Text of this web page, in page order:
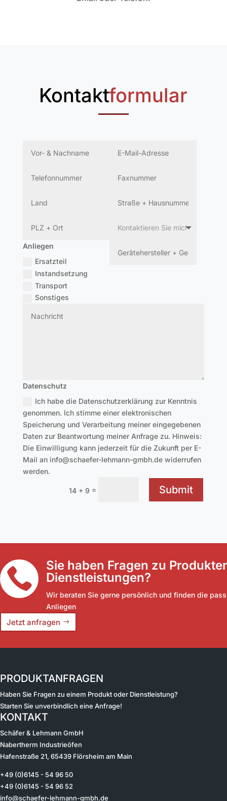
Kontaktformular
Anliegen
Ersatzteil
Instandsetzung
Transport
Sonstiges
Datenschutz
Ich habe die Datenschutzerklärung zur Kenntnis
genommen. Ich stimme einer elektronischen
Speicherung und Verarbeitung meiner eingegebenen
Daten zur Beantwortung meiner Anfrage zu. Hinweis:
Die Einwilligung kann jederzeit für die Zukunft per E-
Mail an info@schaefer-lehmann-gmbh.de widerrufen
werden.
14 + 9 = Submit

Sie haben Fragen zu
Dienstleistungen?
Wir beraten Sie gerne persönlich und finden die
Anliegen
Jetzt anfragen
PRODUKTANFRAGEN
Haben Sie Fragen zu einem Produkt oder Dienstleistung?
Starten Sie unverbindlich eine Anfrage!
KONTAKT
Schäfer & Lehmann GmbH
Nabertherm Industrieöfen
Hafenstraße 21, 65439 Flörsheim am Main
+49 (0)6145 - 54 96 50
+49 (0)6145 - 54 96 52
info@schaefer-lehmann-gmbh.de